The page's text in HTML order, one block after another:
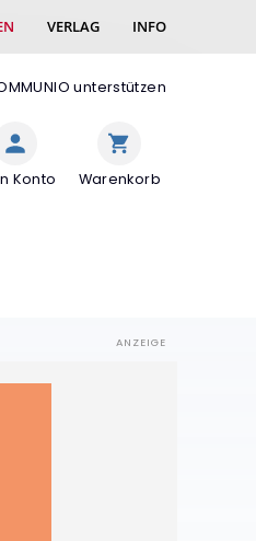
VERLAG INFO
unterstützen
Konto Warenkorb